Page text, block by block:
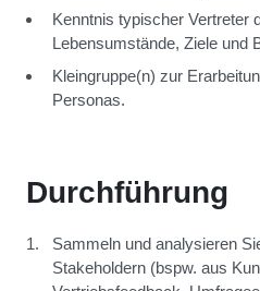
Kenntnis typischer Vertreter
Lebensumstände, Ziele und
Kleingruppe(n) zur
Personas.
Durchführung
Sammeln und analysieren
Stakeholdern (bspw. aus